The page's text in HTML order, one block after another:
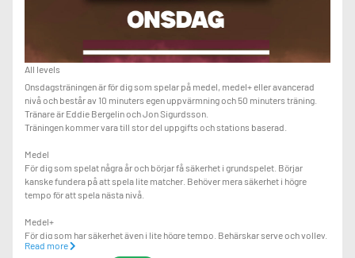
All levels
Onsdagsträningen är för dig som spelar på medel, medel+ eller avancerad
nivå och består av 10 minuters egen uppvärmning och 50 minuters träning.
Tränare är Eddie Bergelin och Jon Sigurdsson.
Träningen kommer vara till stor del uppgifts och stations baserad.
Medel
För dig som spelat några år och börjar få säkerhet i grundspelet. Börjar
kanske fundera på att spela lite matcher. Behöver mera säkerhet i högre
tempo för att spela nästa nivå.
Medel+
För dig som har säkerhet även i lite högre tempo. Behärskar serve och volley.
Måste ha bra kondition och bra rörlighet på banan för att klara av lite tuffare
Read more